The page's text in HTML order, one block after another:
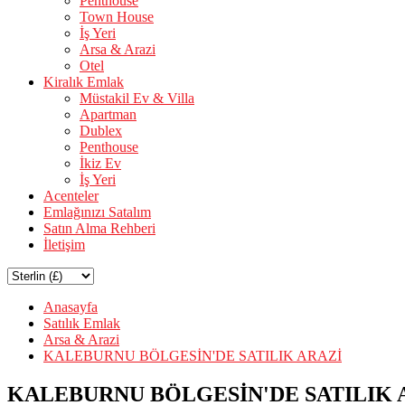
Town House
İş Yeri
Arsa & Arazi
Otel
Kiralık Emlak
Müstakil Ev & Villa
Apartman
Dublex
Penthouse
İkiz Ev
İş Yeri
Acenteler
Emlağınızı Satalım
Satın Alma Rehberi
İletişim
Anasayfa
Satılık Emlak
Arsa & Arazi
KALEBURNU BÖLGESİN'DE SATILIK ARAZİ
KALEBURNU BÖLGESİN'DE SATILIK